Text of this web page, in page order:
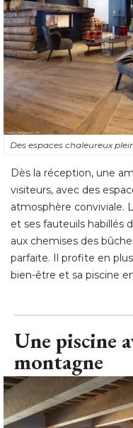
Des espaces chaleureux
Dès la réception, une
visiteurs, avec des
atmosphère conviviale.
et ses fauteuils habillés
aux chemises des
parfaite. Il profite en
bien-être et sa piscine
Une piscine
montagne